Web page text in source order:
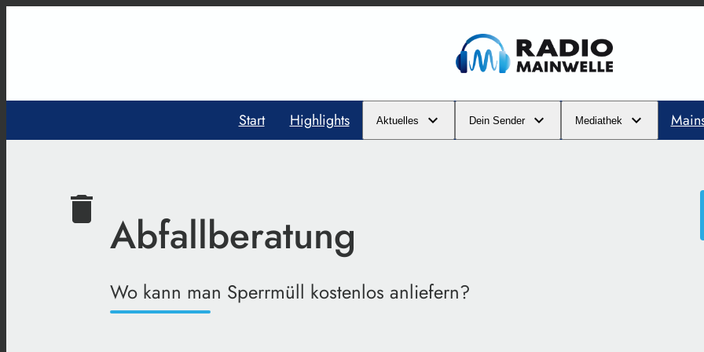
Start Highlights Aktuelles Dein Sender Mediathek
delete Abfallberatung
Wo kann man Sperrmüll kostenlos anliefern?